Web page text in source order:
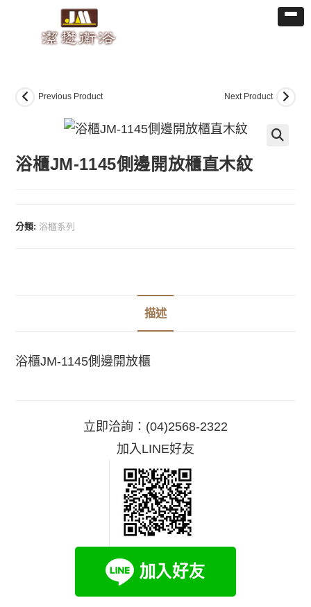
Previous Product Next Product
浴櫃JM-1145側邊開放櫃直木紋
分類: 浴櫃系列
描述
浴櫃JM-1145側邊開放櫃
立即洽詢： (04)2568-2322
加入LINE好友